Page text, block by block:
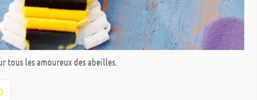
tous les amoureux des abeilles.